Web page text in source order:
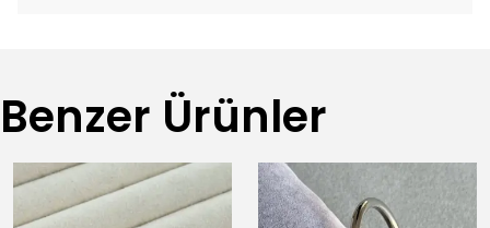
Benzer Ürünler